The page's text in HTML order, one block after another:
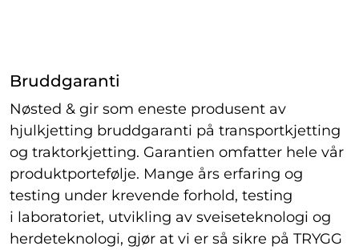
Bruddgaranti
Nøsted & gir som eneste produsent av
hjulkjetting bruddgaranti på transportkjetting
og traktorkjetting. Garantien omfatter hele vår
produktportefølje. Mange års erfaring og
testing under krevende forhold, testing
i laboratoriet, utvikling av sveiseteknologi og
herdeteknologi, gjør at vi er så sikre på TRYGG